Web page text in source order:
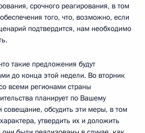
срочного реагирования, в том
того, что, возможно, если
подтвердится, нам необходимо
такие предложения будут
до конца этой недели. Во вторник
всеми регионами страны
планирует по Вашему
совещание, обсудить эти меры, в том
утвердить их и доложить